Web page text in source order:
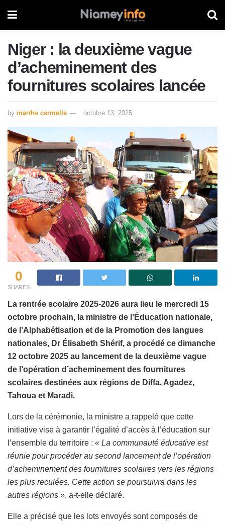
Niger : la deuxième vague
d’acheminement des
fournitures scolaires lancée
by marthe carmelle octobre 13, 2025
0
SHARES
La rentrée scolaire 2025-2026 aura lieu le mercredi 15
octobre prochain, la ministre de l’Éducation nationale,
de l’Alphabétisation et de la Promotion des langues
nationales, Dr Élisabeth Shérif, a procédé ce dimanche
12 octobre 2025 au lancement de la deuxième vague
de l’opération d’acheminement des fournitures
scolaires destinées aux régions de Diffa, Agadez,
Tahoua et Maradi.
Lors de la cérémonie, la ministre a rappelé que cette
initiative vise à garantir l’égalité d’accès à l’éducation sur
l’ensemble du territoire : « La communauté éducative est
réunie pour procéder au second lancement de l’opération
d’acheminement des fournitures scolaires vers les régions
les plus reculées. Cette action se poursuivra dans les
autres régions », a-t-elle déclaré.
Elle a précisé que les lots envoyés sont composés de